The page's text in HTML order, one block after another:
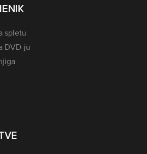
spletu
DVD-ju